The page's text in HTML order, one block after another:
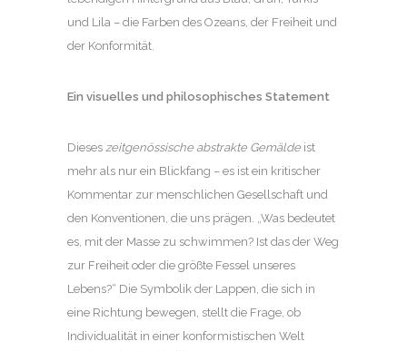
und Lila – die Farben des Ozeans, der Freiheit und
der Konformität.
Ein visuelles und philosophisches Statement
Dieses zeitgenössische abstrakte Gemälde ist
mehr als nur ein Blickfang – es ist ein kritischer
Kommentar zur menschlichen Gesellschaft und
den Konventionen, die uns prägen. „Was bedeutet
es, mit der Masse zu schwimmen? Ist das der Weg
zur Freiheit oder die größte Fessel unseres
Lebens?“ Die Symbolik der Lappen, die sich in
eine Richtung bewegen, stellt die Frage, ob
Individualität in einer konformistischen Welt